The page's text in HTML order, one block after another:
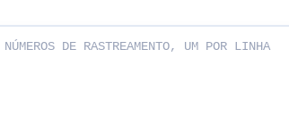
de rastreamento: